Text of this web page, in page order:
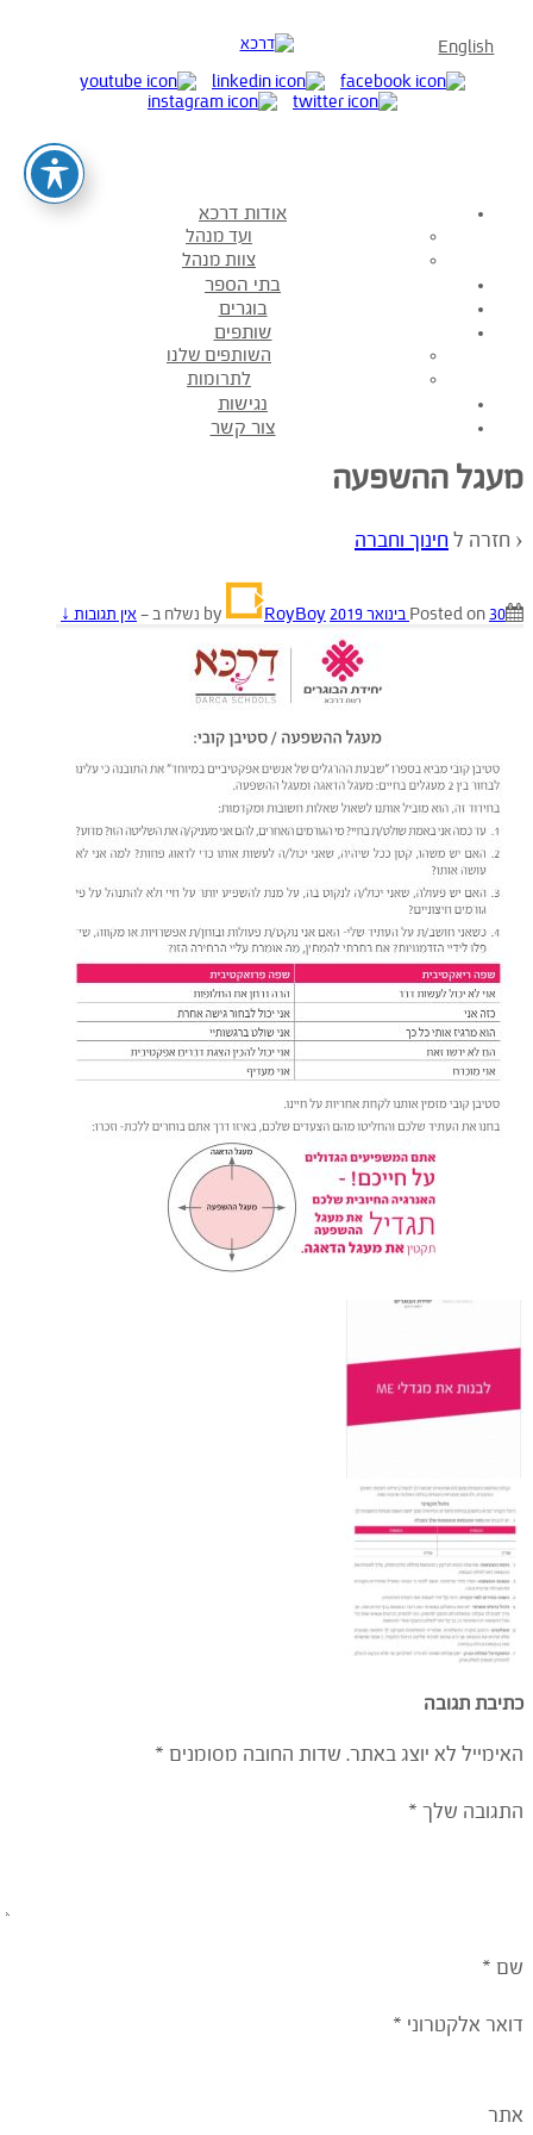
English
אודות דרכא
ועד מנהל
צוות מנהל
בתי הספר
בוגרים
שותפים
השותפים שלנו
לתרומות
נגישות
צור קשר
מעגל ההשפעה
‹ חזרה ל חינוך וחברה
Posted on30 בינואר 2019 RoyBoy נשלח ב—אין תגובות ↓
כתיבת תגובה
האימייל לא יוצג באתר. שדות החובה מסומנים *
התגובה שלך *
שם *
דואר אלקטרוני *
אתר